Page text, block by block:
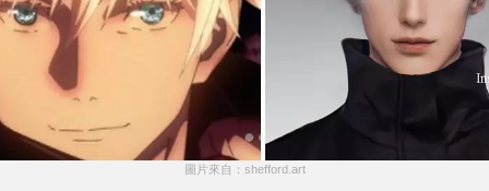
圖片來自：shefford.art